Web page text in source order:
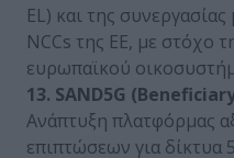
EL) και της συνεργασίας
NCCs της ΕΕ, με στόχο
ευρωπαϊκού
13. SAND5G
Ανάπτυξη πλατφόρμας
επιπτώσεων για δίκτυα